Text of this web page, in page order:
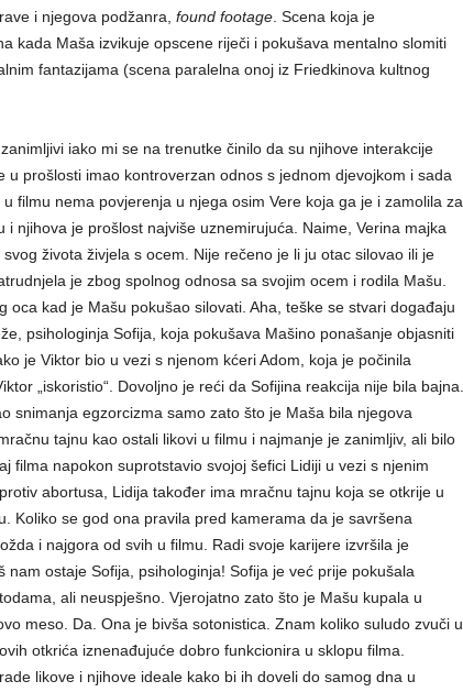
i njegova podžanra, found footage. Scena koja je
kada Maša izvikuje opscene riječi i pokušava mentalno slomiti
fantazijama (scena paralelna onoj iz Friedkinova kultnog
iako mi se na trenutke činilo da su njihove interakcije
u prošlosti imao kontroverzan odnos s jednom djevojkom i sada
filmu nema povjerenja u njega osim Vere koja ga je i zamolila za
i njihova je prošlost najviše uznemirujuća. Naime, Verina majka
života živjela s ocem. Nije rečeno je li ju otac silovao ili je
je zbog spolnog odnosa sa svojim ocem i rodila Mašu.
oca kad je Mašu pokušao silovati. Aha, teške se stvari događaju
psihologinja Sofija, koja pokušava Mašino ponašanje objasniti
je Viktor bio u vezi s njenom kćeri Adom, koja je počinila
„iskoristio“. Dovoljno je reći da Sofijina reakcija nije bila bajna.
snimanja egzorcizma samo zato što je Maša bila njegova
tajnu kao ostali likovi u filmu i najmanje je zanimljiv, ali bilo
filma napokon suprotstavio svojoj šefici Lidiji u vezi s njenim
abortusa, Lidija također ima mračnu tajnu koja se otkrije u
Koliko se god ona pravila pred kamerama da je savršena
i najgora od svih u filmu. Radi svoje karijere izvršila je
nam ostaje Sofija, psihologinja! Sofija je već prije pokušala
ali neuspješno. Vjerojatno zato što je Mašu kupala u
meso. Da. Ona je bivša sotonistica. Znam koliko suludo zvuči u
otkrića iznenađujuće dobro funkcionira u sklopu filma.
likove i njihove ideale kako bi ih doveli do samog dna u